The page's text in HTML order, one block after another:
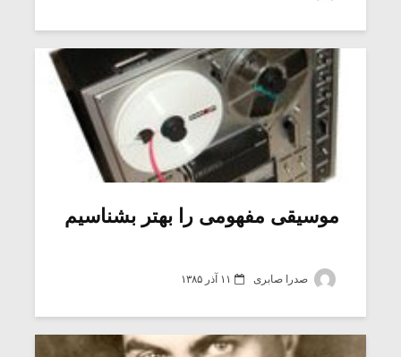
موسیقی مفهومی را بهتر بشناسیم
صدرا صابری ۱۱ آذر ۱۳۸۵